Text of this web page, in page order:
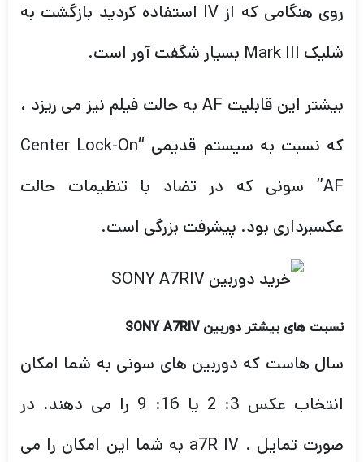
روی هنگامی که از IV استفاده کردید بازگشت به
شلیک Mark III بسیار شگفت آور است.
بیشتر این قابلیت AF به حالت فیلم نیز می ریزد ،
که نسبت به سیستم قدیمی “Center Lock-On
AF” سونی که در تضاد با تنظیمات حالت
عکسبرداری بود. پیشرفت بزرگی است.
نسبت های بیشتر دوربینSONY A7RIV
سال هاست که دوربین های سونی به شما امکان
انتخاب عکس 3: 2 یا 16: 9 را می دهند. در
صورت تمایل . a7R IV به شما این امکان را می